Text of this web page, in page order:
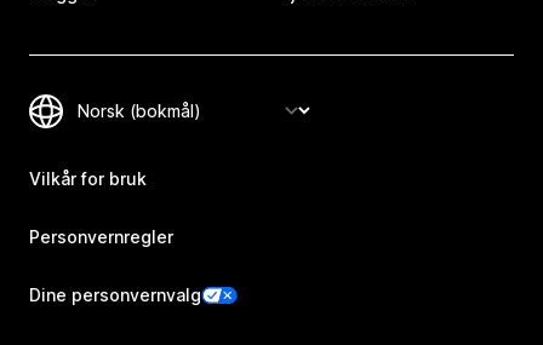
Vilkår for bruk
Personvernregler
Dine personvernvalg